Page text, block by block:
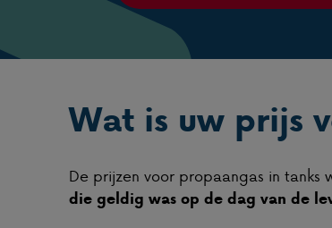
Wat is uw prijs
De prijzen voor propaangas in
die geldig was op de dag van de